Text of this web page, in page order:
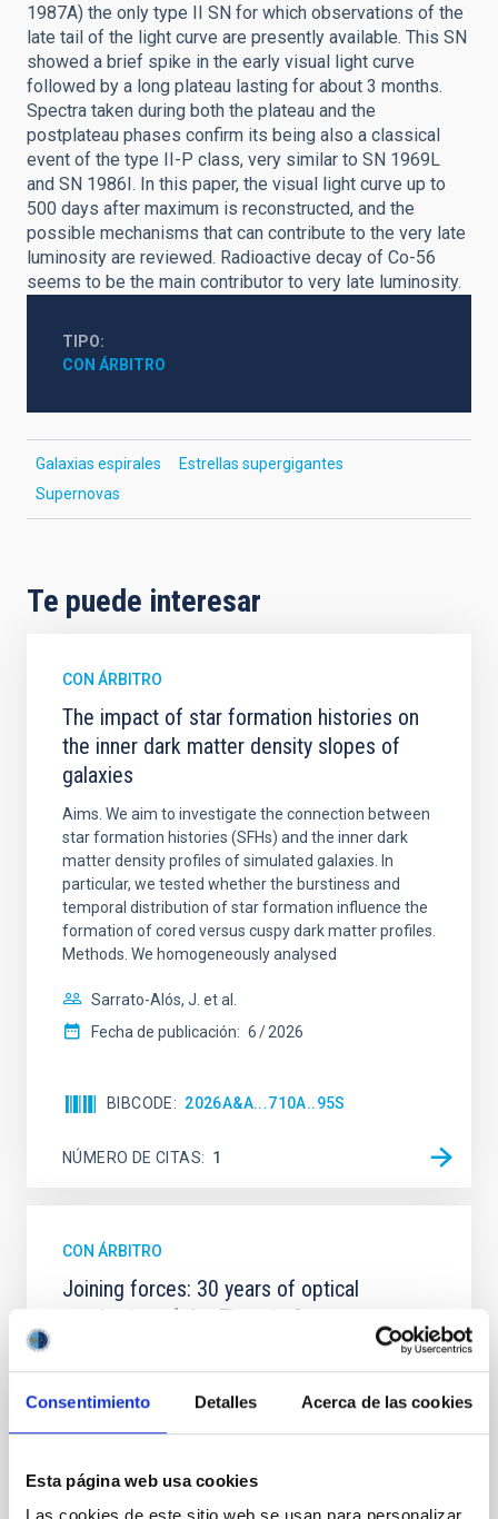
Consentimiento Detalles Acerca de las cookies
Esta página web usa cookies
1987A) the only type II SN for which observations of the
late tail of the light curve are presently available. This SN
showed a brief spike in the early visual light curve
followed by a long plateau lasting for about 3 months.
Spectra taken during both the plateau and the
postplateau phases confirm its being also a classical
event of the type II-P class, very similar to SN 1969L
and SN 1986I. In this paper, the visual light curve up to
500 days after maximum is reconstructed, and the
possible mechanisms that can contribute to the very late
luminosity are reviewed. Radioactive decay of Co-56
seems to be the main contributor to very late luminosity.
TIPO
CON ÁRBITRO
Galaxias espirales
Estrellas supergigantes
Supernovas
Te puede interesar
CON ÁRBITRO
The impact of star formation histories on
the inner dark matter density slopes of
galaxies
Aims. We aim to investigate the connection between
star formation histories (SFHs) and the inner dark
matter density profiles of simulated galaxies. In
particular, we tested whether the burstiness and
temporal distribution of star formation influence the
formation of cored versus cuspy dark matter profiles.
Methods. We homogeneously analysed
Sarrato-Alós, J. et al.
Fecha de publicación: 6 2026
BIBCODE 2026A&A...710A..95S
NÚMERO DE CITAS 1
CON ÁRBITRO
Joining forces: 30 years of optical
monitoring of the Einstein Cross
2237+0305, the Einstein Cross, including
technique. This technique uses a region far enough